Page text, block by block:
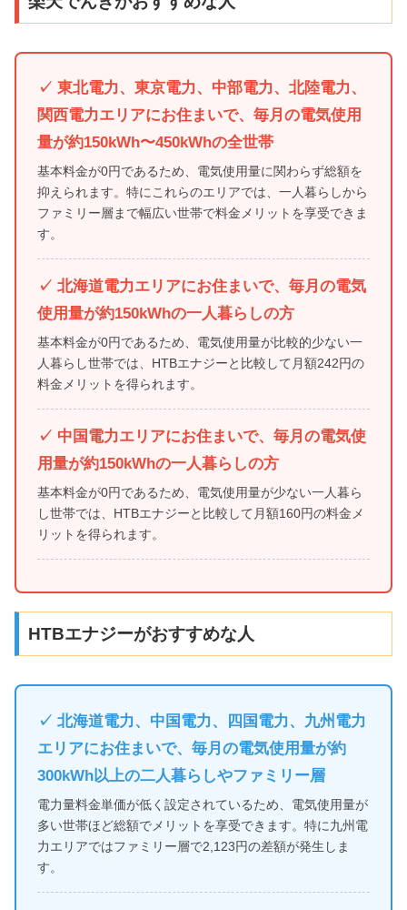
✓ 東北電力、東京電力、中部電力、北陸電力、
関西電力エリアにお住まいで、毎月の電気使用
量が約150kWh〜450kWhの全世帯
基本料金が0円であるため、電気使用量に関わらず総額を
抑えられます。特にこれらのエリアでは、一人暮らしから
ファミリー層まで幅広い世帯で料金メリットを享受できま
す。
✓ 北海道電力エリアにお住まいで、毎月の電気
使用量が約150kWhの一人暮らしの方
基本料金が0円であるため、電気使用量が比較的少ない一
人暮らし世帯では、HTBエナジーと比較して月額242円の
料金メリットを得られます。
✓ 中国電力エリアにお住まいで、毎月の電気使
用量が約150kWhの一人暮らしの方
基本料金が0円であるため、電気使用量が少ない一人暮ら
し世帯では、HTBエナジーと比較して月額160円の料金メ
リットを得られます。
HTBエナジーがおすすめな人
✓ 北海道電力、中国電力、四国電力、九州電力
エリアにお住まいで、毎月の電気使用量が約
300kWh以上の二人暮らしやファミリー層
電力量料金単価が低く設定されているため、電気使用量が
多い世帯ほど総額でメリットを享受できます。特に九州電
力エリアではファミリー層で2,123円の差額が発生しま
す。